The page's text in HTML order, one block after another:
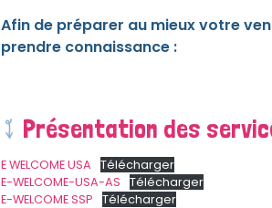
Afin de préparer au mieux votre
prendre connaissance :
Présentation des
E WELCOME USA
Télécharger
E-WELCOME-USA-AS
Télécharger
E-WELCOME SSP
Télécharger